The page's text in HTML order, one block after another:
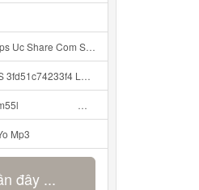
S Bbbdf4a6f01a4 La Id Mp3
La Mp3
ᅠ ᅠ ᅠ ᅠ ᅠ ᅠ ᅠ ᅠ ᅠ ᅠ ᅠ ᅠ ᅠ ᅠ ᅠ ᅠ ᅠ ᅠ ᅠ ᅠ ᅠ ᅠ ᅠ ᅠ ᅠ ᅠ ᅠ ᅠ Mp3
Mp3
đây ...